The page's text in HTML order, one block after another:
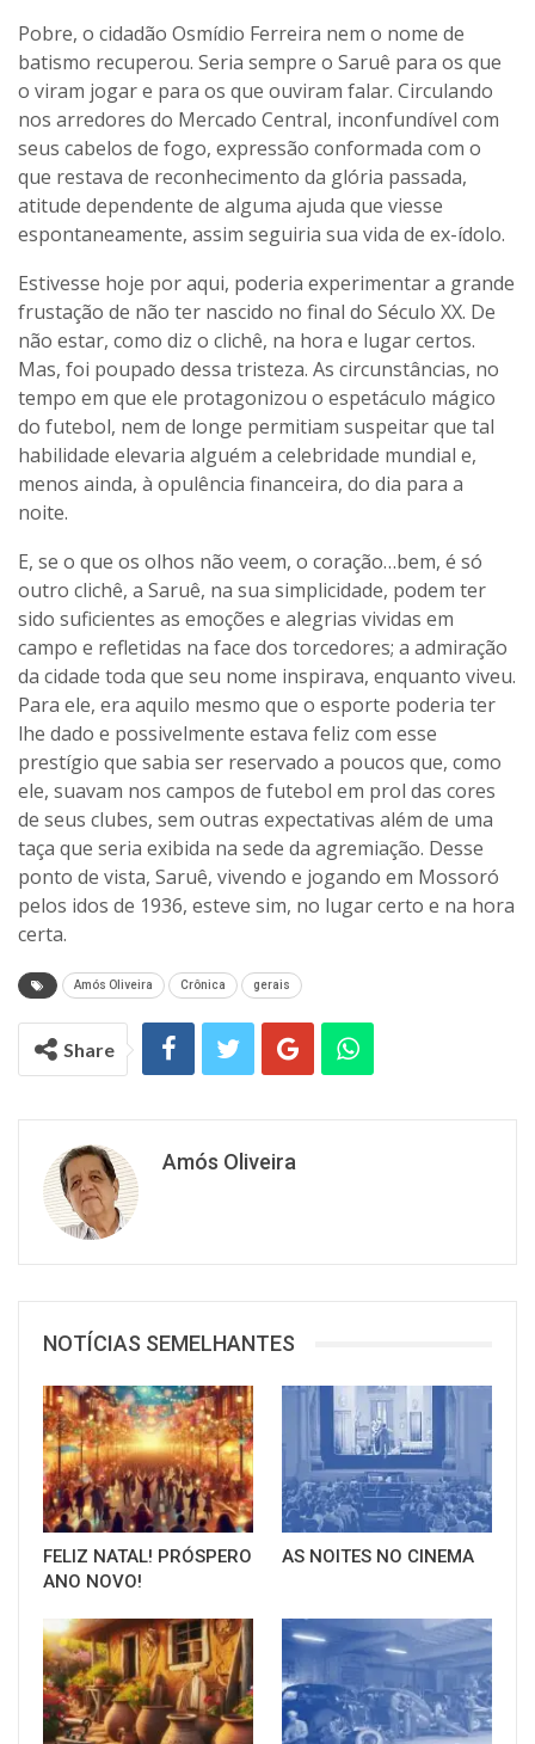
Pobre, o cidadão Osmídio Ferreira nem o nome de
batismo recuperou. Seria sempre o Saruê para os que
o viram jogar e para os que ouviram falar. Circulando
nos arredores do Mercado Central, inconfundível com
seus cabelos de fogo, expressão conformada com o
que restava de reconhecimento da glória passada,
atitude dependente de alguma ajuda que viesse
espontaneamente, assim seguiria sua vida de ex-ídolo.
Estivesse hoje por aqui, poderia experimentar a grande
frustação de não ter nascido no final do Século XX. De
não estar, como diz o clichê, na hora e lugar certos.
Mas, foi poupado dessa tristeza. As circunstâncias, no
tempo em que ele protagonizou o espetáculo mágico
do futebol, nem de longe permitiam suspeitar que tal
habilidade elevaria alguém a celebridade mundial e,
menos ainda, à opulência financeira, do dia para a
noite.
E, se o que os olhos não veem, o coração…bem, é só
outro clichê, a Saruê, na sua simplicidade, podem ter
sido suficientes as emoções e alegrias vividas em
campo e refletidas na face dos torcedores; a admiração
da cidade toda que seu nome inspirava, enquanto viveu.
Para ele, era aquilo mesmo que o esporte poderia ter
lhe dado e possivelmente estava feliz com esse
prestígio que sabia ser reservado a poucos que, como
ele, suavam nos campos de futebol em prol das cores
de seus clubes, sem outras expectativas além de uma
taça que seria exibida na sede da agremiação. Desse
ponto de vista, Saruê, vivendo e jogando em Mossoró
pelos idos de 1936, esteve sim, no lugar certo e na hora
certa.
Amós Oliveira Crônica gerais
Share
Amós Oliveira
NOTÍCIAS SEMELHANTES
FELIZ NATAL! PRÓSPERO
ANO NOVO!
AS NOITES NO CINEMA